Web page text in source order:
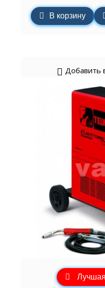
В корзину
Добавить